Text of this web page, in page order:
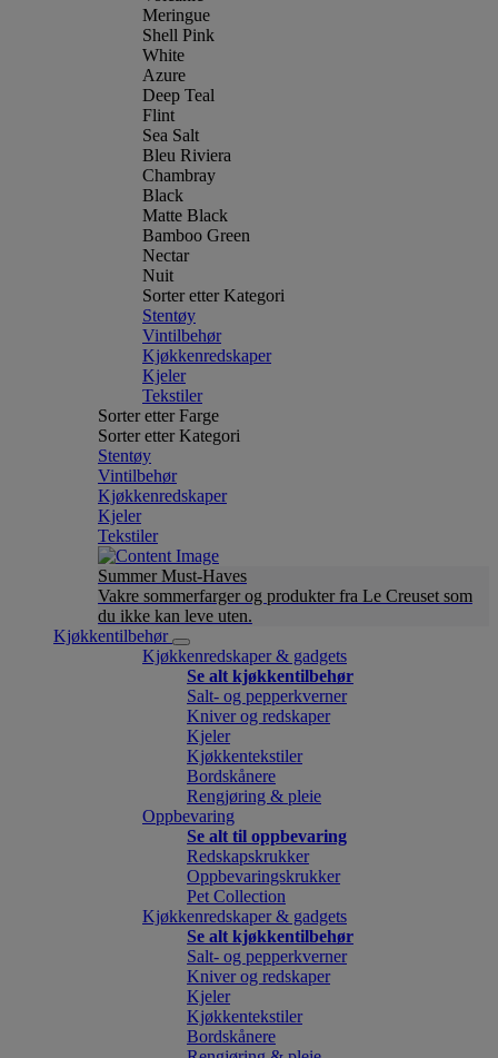
Meringue
Shell Pink
White
Azure
Deep Teal
Flint
Sea Salt
Bleu Riviera
Chambray
Black
Matte Black
Bamboo Green
Nectar
Nuit
Sorter etter Kategori
Stentøy
Vintilbehør
Kjøkkenredskaper
Kjeler
Tekstiler
Sorter etter Farge
Sorter etter Kategori
Stentøy
Vintilbehør
Kjøkkenredskaper
Kjeler
Tekstiler
Summer Must-Haves
Vakre sommerfarger og produkter fra Le Creuset som
du ikke kan leve uten.
Kjøkkentilbehør
Kjøkkenredskaper & gadgets
Se alt kjøkkentilbehør
Salt- og pepperkverner
Kniver og redskaper
Kjeler
Kjøkkentekstiler
Bordskånere
Rengjøring & pleie
Oppbevaring
Se alt til oppbevaring
Redskapskrukker
Oppbevaringskrukker
Pet Collection
Kjøkkenredskaper & gadgets
Se alt kjøkkentilbehør
Salt- og pepperkverner
Kniver og redskaper
Kjeler
Kjøkkentekstiler
Bordskånere